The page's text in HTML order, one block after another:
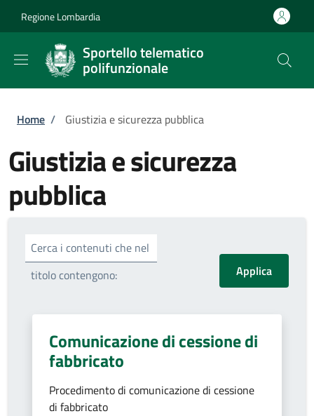
Regione Lombardia
Sportello telematico
polifunzionale
Briciole di pane
Home / Giustizia e sicurezza pubblica
Giustizia e sicurezza
pubblica
Cerca i contenuti che nel
titolo contengono:
Comunicazione di cessione di
fabbricato
Procedimento di comunicazione di cessione
di fabbricato